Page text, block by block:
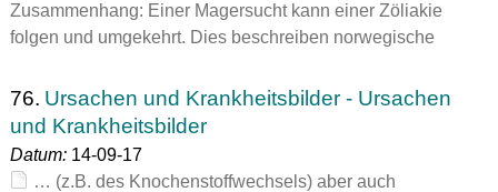
Zusammenhang: Einer Magersucht kann einer Zöliakie
folgen und umgekehrt. Dies beschreiben norwegische
76. Ursachen und Krankheitsbilder - Ursachen
und Krankheitsbilder
Datum:14-09-17
… (z.B. des Knochenstoffwechsels) aber auch